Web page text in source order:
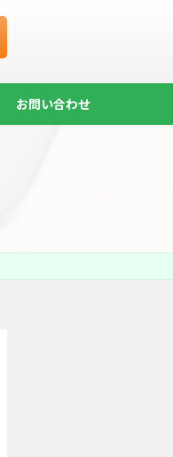
お問い合わせ